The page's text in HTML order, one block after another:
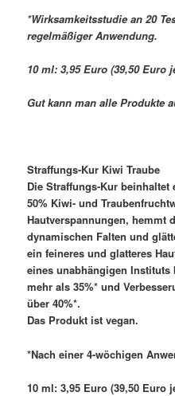
*Wirksamkeitsstudie an 20
regelmäßiger Anwendung.
10 ml: 3,95 Euro (39,50 Euro
Gut kann man alle Produkte
Straffungs-Kur Kiwi Traube
Die Straffungs-Kur
50% Kiwi- und
Hautverspannungen, hemmt
dynamischen Falten und
ein feineres und glatteres
eines unabhängigen
mehr als 35%* und
über 40%*.
Das Produkt ist vegan.
*Nach einer 4-wöchigen
10 ml: 3,95 Euro (39,50 Euro